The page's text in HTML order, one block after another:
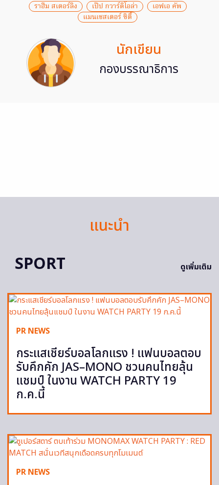
ราฮีม สเตอร์ลิง เป๊ป กวาร์ดิโอล่า
เอฟเอ คัพ
แมนเชสเตอร์ ซิตี้
นักเขียน
กองบรรณาธิการ
แนะนำ
SPORT
ดูเพิ่มเติม
PR NEWS
กระแสเชียร์บอลโลกแรง ! แฟนบอลตอบ
รับคึกคัก JAS–MONO ชวนคนไทยลุ้น
แชมป์ ในงาน WATCH PARTY 19
ก.ค.นี้
PR NEWS